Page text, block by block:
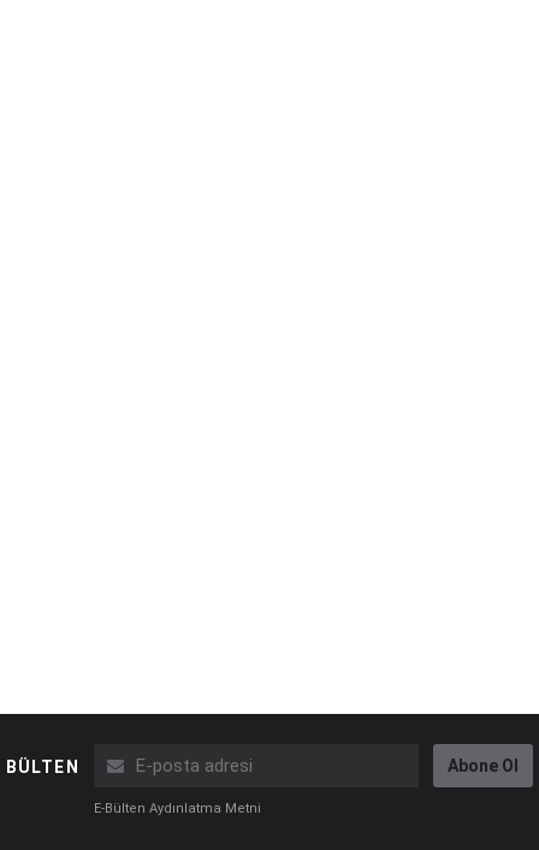
BÜLTEN Abone Ol
E-Bülten Aydınlatma Metni